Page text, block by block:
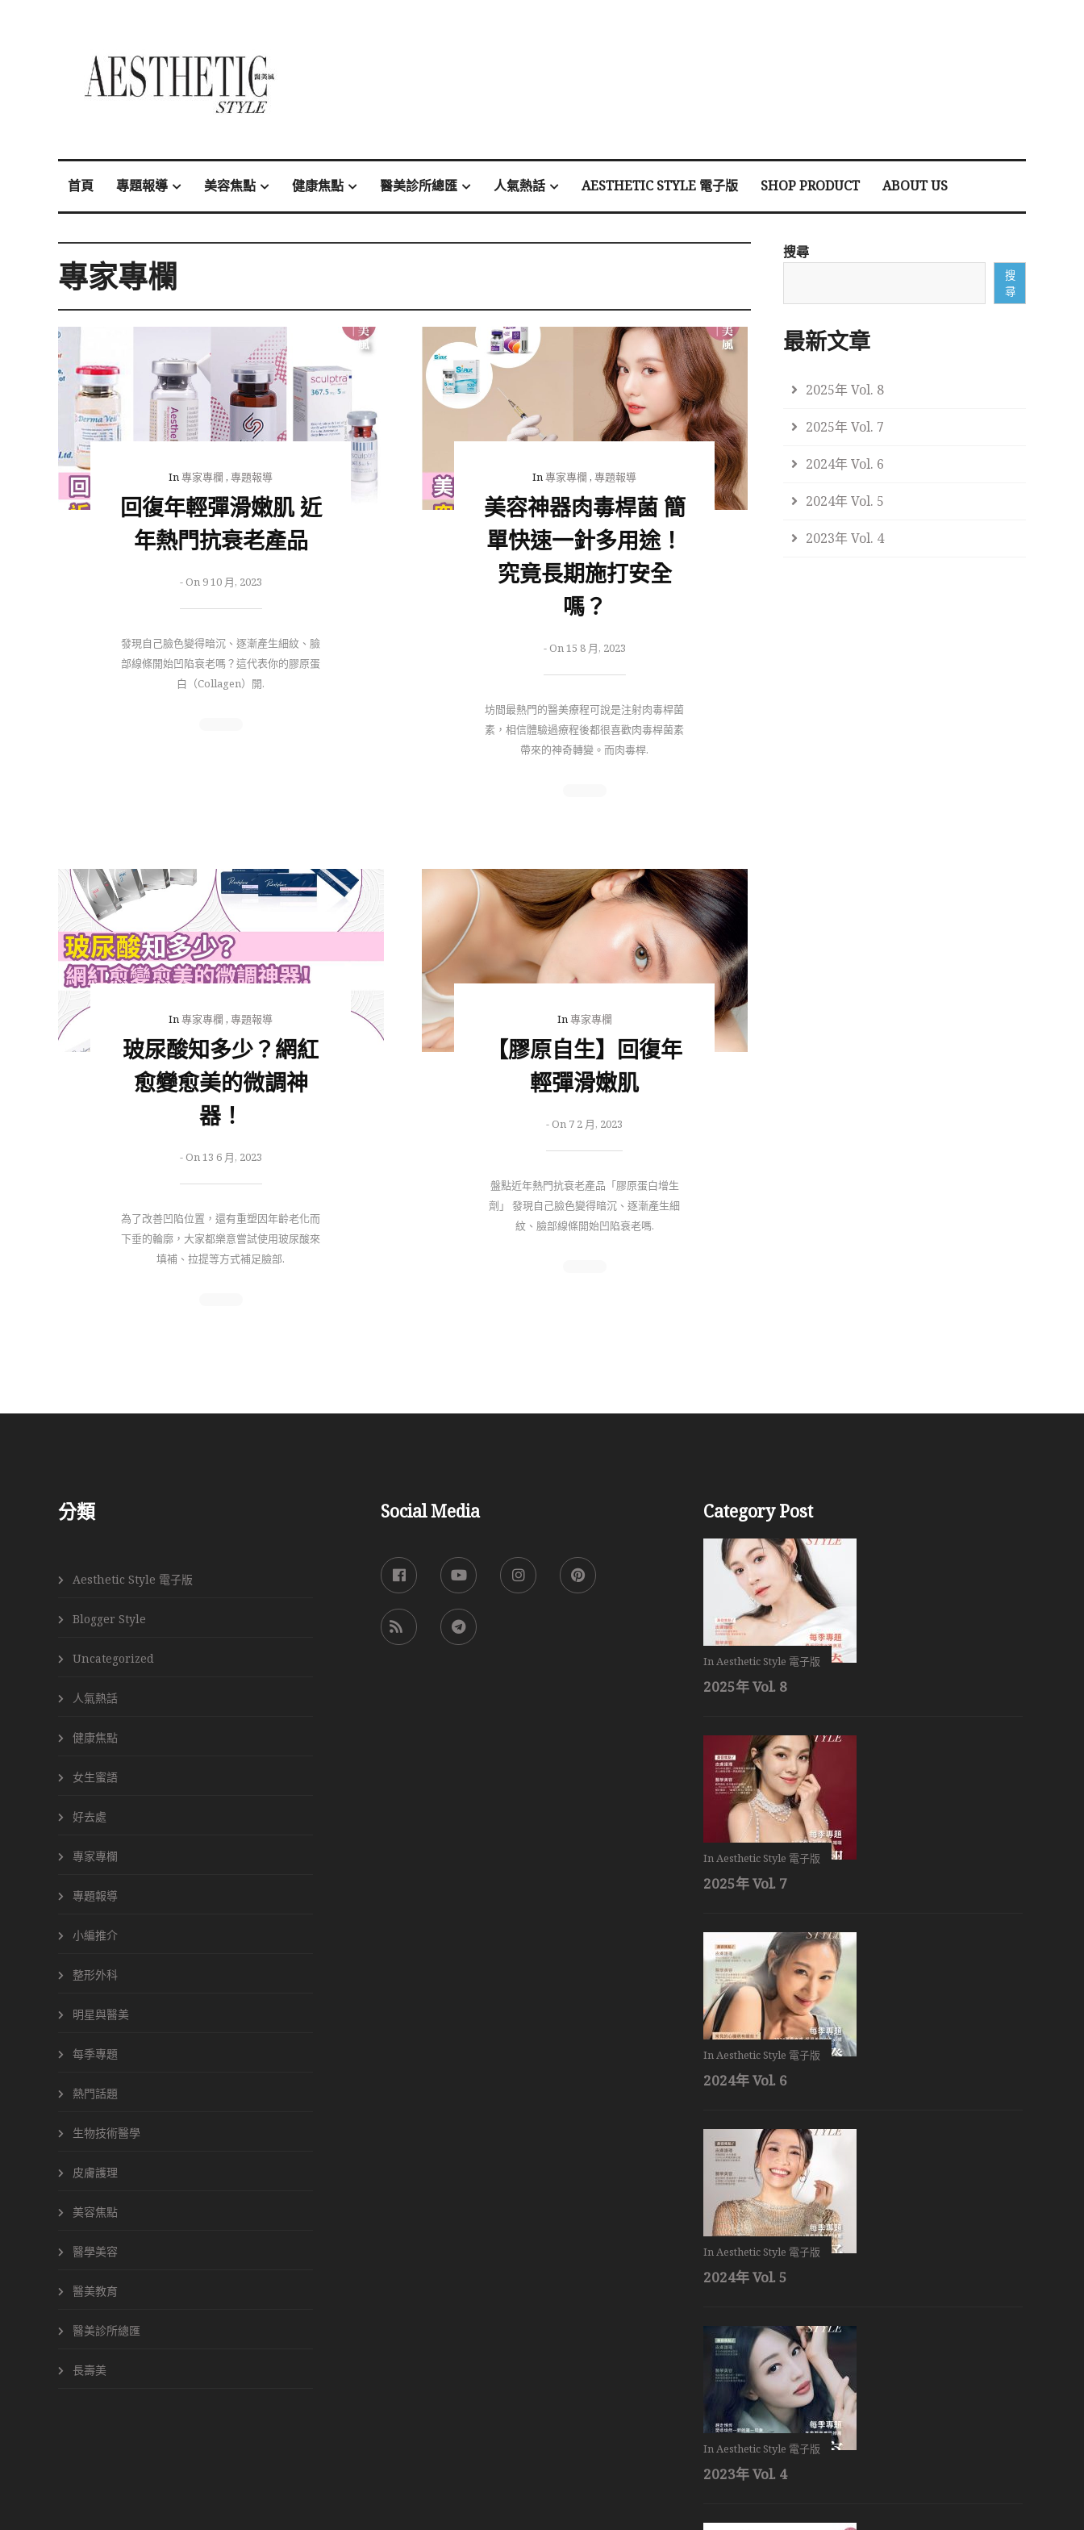
首頁 專題報導 美容焦點 健康焦點 醫美診所總匯 人氣熱話 AESTHETIC STYLE 電子版 SHOP PRODUCT ABOUT US
專家專欄
In專家專欄 ,專題報導
回復年輕彈滑嫩肌 近
年熱門抗衰老產品
-On 9 10 月, 2023
發現自己臉色變得暗沉、逐漸產生細紋、臉
部線條開始凹陷衰老嗎？這代表你的膠原蛋
白（Collagen）開.
In專家專欄 ,專題報導
美容神器肉毒桿菌 簡
單快速一針多用途！
究竟長期施打安全
嗎？
-On 15 8 月, 2023
坊間最熱門的醫美療程可說是注射肉毒桿菌
素，相信體驗過療程後都很喜歡肉毒桿菌素
帶來的神奇轉變。而肉毒桿.
In專家專欄 ,專題報導
玻尿酸知多少？網紅
愈變愈美的微調神
器！
-On 13 6 月, 2023
為了改善凹陷位置，還有重塑因年齡老化而
下垂的輪廓，大家都樂意嘗試使用玻尿酸來
填補、拉提等方式補足臉部.
In專家專欄
【膠原自生】回復年
輕彈滑嫩肌
- On 7 2 月, 2023
盤點近年熱門抗衰老產品「膠原蛋白增生
劑」 發現自己臉色變得暗沉、逐漸產生細
紋、臉部線條開始凹陷衰老嗎.
搜尋
搜
尋
最新文章
2025年 Vol. 8
2025年 Vol. 7
2024年 Vol. 6
2024年 Vol. 5
2023年 Vol. 4
分類
Aesthetic Style 電子版
Blogger Style
Uncategorized
人氣熱話
健康焦點
女生蜜語
好去處
專家專欄
專題報導
小編推介
整形外科
明星與醫美
每季專題
熱門話題
生物技術醫學
皮膚護理
美容焦點
醫學美容
醫美教育
醫美診所總匯
長壽美
Social Media Category Post
InAesthetic Style 電子版
2025年 Vol. 8
InAesthetic Style 電子版
2025年 Vol. 7
InAesthetic Style 電子版
2024年 Vol. 6
InAesthetic Style 電子版
2024年 Vol. 5
InAesthetic Style 電子版
2023年 Vol. 4